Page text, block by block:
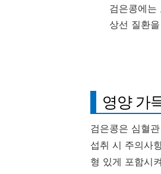
검은콩에는
상선 질환
영양 가
검은콩은 심혈
섭취 시 주의사
형 있게 포함시